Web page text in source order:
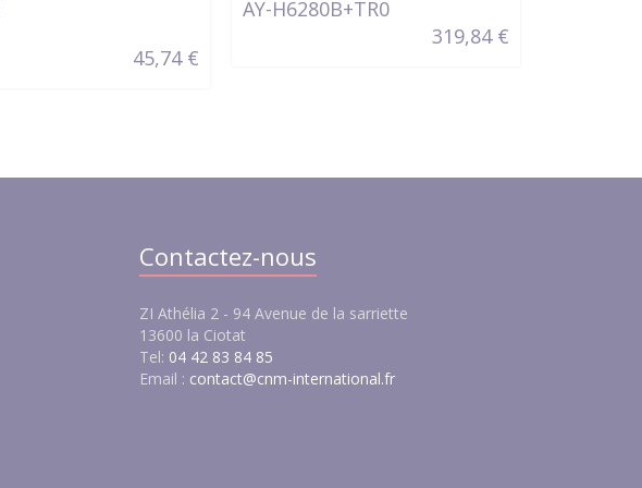
45,74 €
AY-H6280B+TR0
319,84 €
Contactez-nous
ZI Athélia 2 - 94 Avenue de la sarriette
13600 la Ciotat
Tel: 04 42 83 84 85
Email : contact@cnm-international.fr